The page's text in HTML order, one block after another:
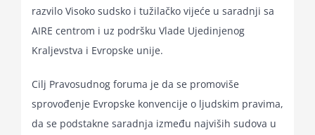
razvilo Visoko sudsko i tužilačko vijeće u saradnji sa
AIRE centrom i uz podršku Vlade Ujedinjenog
Kraljevstva i Evropske unije.
Cilj Pravosudnog foruma je da se promoviše
sprovođenje Evropske konvencije o ljudskim pravima,
da se podstakne saradnja između najviših sudova u